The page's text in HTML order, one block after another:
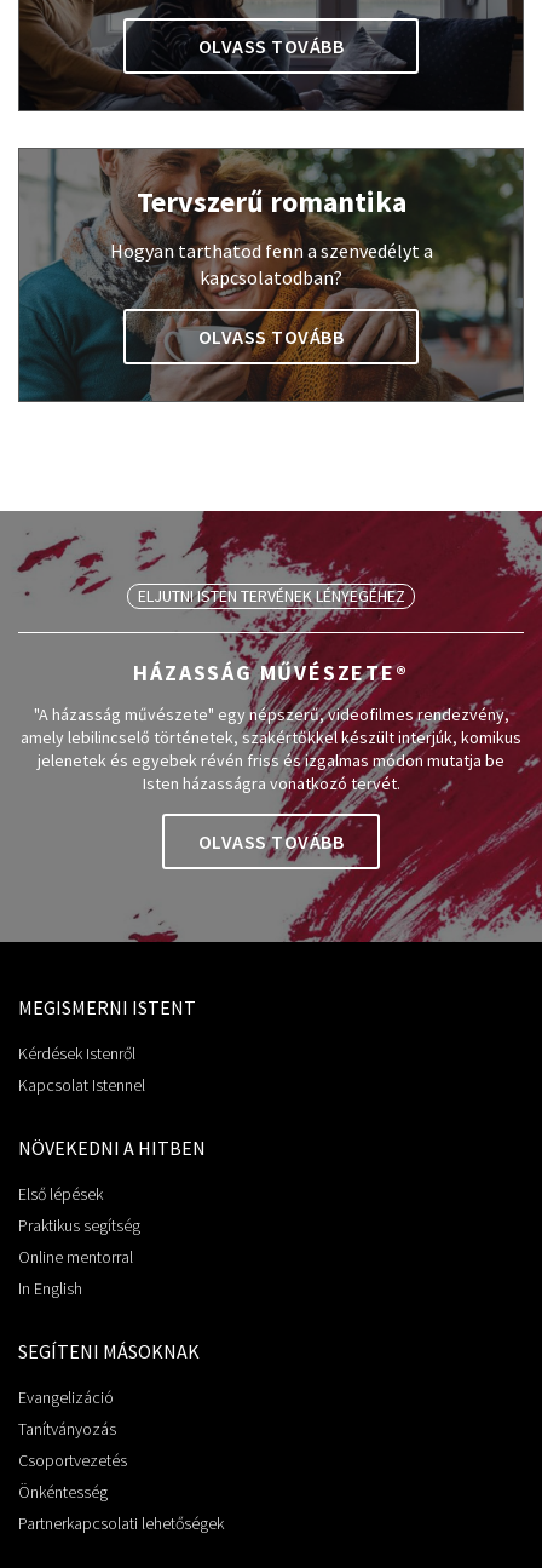
OLVASS TOVÁBB
Tervszerű romantika
Hogyan tarthatod fenn a szenvedélyt a
kapcsolatodban?
OLVASS TOVÁBB
ELJUTNI ISTEN TERVÉNEK LÉNYEGÉHEZ
HÁZASSÁG MŰVÉSZETE®
"A házasság művészete" egy népszerű, videofilmes rendezvény,
amely lebilincselő történetek, szakértőkkel készült interjúk, komikus
jelenetek és egyebek révén friss és izgalmas módon mutatja be
Isten házasságra vonatkozó tervét.
OLVASS TOVÁBB
MEGISMERNI ISTENT
Kérdések Istenről
Kapcsolat Istennel
NÖVEKEDNI A HITBEN
Első lépések
Praktikus segítség
Online mentorral
In English
SEGÍTENI MÁSOKNAK
Evangelizáció
Tanítványozás
Csoportvezetés
Önkéntesség
Partnerkapcsolati lehetőségek